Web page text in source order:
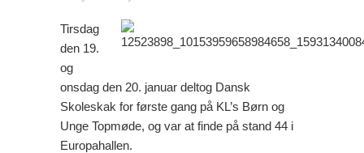
Tirsdag
den 19.
og
onsdag den 20. januar deltog Dansk
Skoleskak for første gang på KL’s Børn og
Unge Topmøde, og var at finde på stand 44 i
Europahallen.